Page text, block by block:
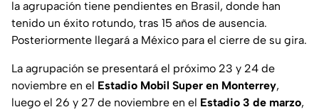
la agrupación tiene pendientes en Brasil, donde han
tenido un éxito rotundo, tras 15 años de ausencia.
Posteriormente llegará a México para el cierre de su gira.
La agrupación se presentará el próximo 23 y 24 de
noviembre en el Estadio Mobil Super en Monterrey,
luego el 26 y 27 de noviembre en el Estadio 3 de marzo,